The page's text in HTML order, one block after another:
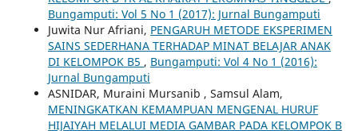
Bungamputi: Vol 5 No 1 (2017): Jurnal Bungamputi
Juwita Nur Afriani, PENGARUH METODE EKSPERIMEN
SAINS SEDERHANA TERHADAP MINAT BELAJAR ANAK
DI KELOMPOK B5 , Bungamputi: Vol 4 No 1 (2016):
Jurnal Bungamputi
ASNIDAR, Muraini Mursanib , Samsul Alam,
MENINGKATKAN KEMAMPUAN MENGENAL HURUF
HIJAIYAH MELALUI MEDIA GAMBAR PADA KELOMPOK B